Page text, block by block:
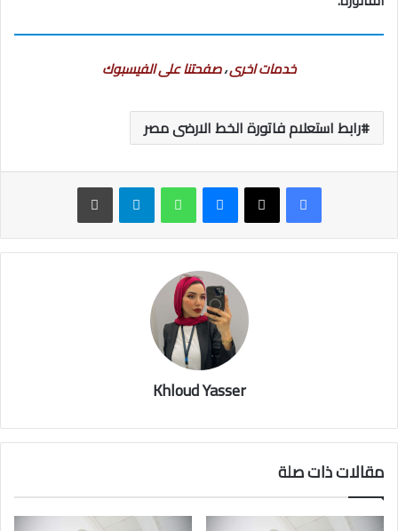
خدمات اخرى،صفحتنا على الفيسبوك
رابط استعلام فاتورة الخط الارضى مصر
ماسنجر واتساب تيلقرام طباعة
Khloud Yasser
مقالات ذات صلة